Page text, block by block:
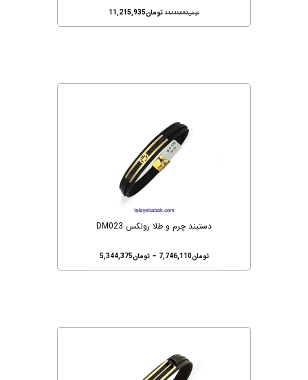
تومان11,446,000 تومان11,215,935
دستبند چرم و طلا رولکس DM023
تومان7,746,110
– تومان5,344,375